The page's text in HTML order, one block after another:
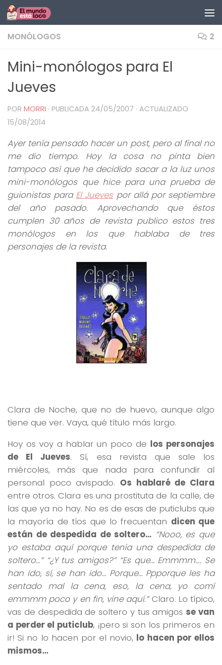
Saltar al contenido
MONÓLOGOS 2
Mini-monólogos para El
Jueves
POR MORRI · PUBLICADA 24/05/2007 · ACTUALIZADO
15/08/2014
Ayer tenía pensado hacer un post, pero al final no
me dio tiempo. Hoy la cosa no pinta bien
tampoco así que he decidido sacar a la luz unos
mini-monólogos que hice para una prueba de
guionistas para El Jueves por allá por septiembre
del año pasado. Aprovechando que éstos
cumplen 30 años de revista publico estos tres
monólogos en los que hablaba de tres
personajes de la revista.
Clara de Noche, que no de huevo, aunque algo
tiene que ver. Vaya, qué título más largo.
Hoy os voy a hablar un poco de los personajes
de El Jueves. Sí, esa revista que sale los
miércoles, más que nada para confundir al
personal poco avispado. Os hablaré de Clara
entre otros. Clara es una prostituta de la calle, de
las que ya no hay. No es de esas de puticlubs que
la mayoría de tíos que lo frecuentan dicen que
están de despedida de soltero… “Nooo, es que
yo estaba aquí porque tenía una despedida de
soltero…” “¿Y tus amigos?” “Es que… Emmmm…. Se
han ido, sí, se han ido… Porque… Ppporque les ha
sentado mal la cena, eso, la cena, yo comí
emmmm poco y en fin, vine aquí.”Claro. Lo típico,
vas de despedida de soltero y tus amigos se van
a perder el puticlub, ¡pero si son los primeros en
ir! Si no lo hacen por el novio, lo hacen por ellos
mismos…